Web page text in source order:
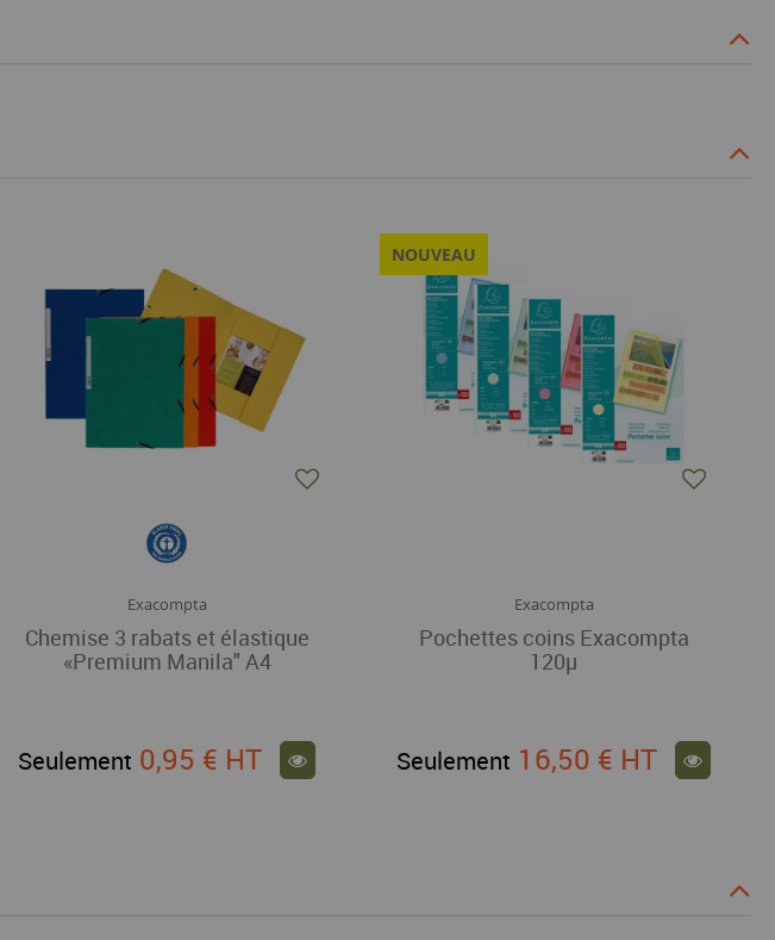
Exacompta
Chemise 3 rabats et élastique
«Premium Manila" A4
Seulement 0,95 € HT
NOUVEAU
Exacompta
Pochettes coins Exacompta
120µ
Seulement 16,50 € HT